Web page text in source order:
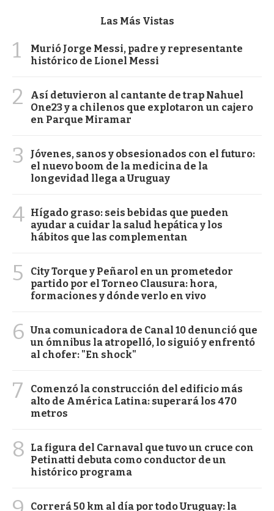
Las Más Vistas
1
Murió Jorge Messi, padre y representante
histórico de Lionel Messi
2
Así detuvieron al cantante de trap Nahuel
One23 y a chilenos que explotaron un cajero
en Parque Miramar
3
Jóvenes, sanos y obsesionados con el futuro:
el nuevo boom de la medicina de la
longevidad llega a Uruguay
4 Hígado graso: seis bebidas que pueden
ayudar a cuidar la salud hepática y los
hábitos que las complementan
5
City Torque y Peñarol en un prometedor
partido por el Torneo Clausura: hora,
formaciones y dónde verlo en vivo
6 Una comunicadora de Canal 10 denunció que
un ómnibus la atropelló, lo siguió y enfrentó
al chofer: "En shock"
7
Comenzó la construcción del edificio más
alto de América Latina: superará los 470
metros
8
La figura del Carnaval que tuvo un cruce con
Petinatti debuta como conductor de un
histórico programa
Correrá 50 km al día por todo Uruguay: la